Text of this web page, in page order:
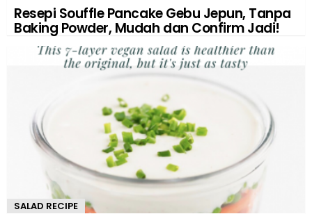
Resepi Souffle Pancake Gebu Jepun, Tanpa
Baking Powder, Mudah dan Confirm Jadi!
SALAD RECIPE